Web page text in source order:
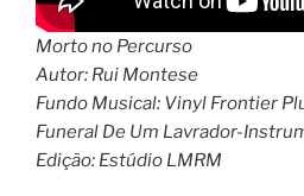
Morto no Percurso
Autor: Rui Montese
Fundo Musical: Vinyl Frontier
Funeral De Um Lavrador-
Edição: Estúdio LMRM